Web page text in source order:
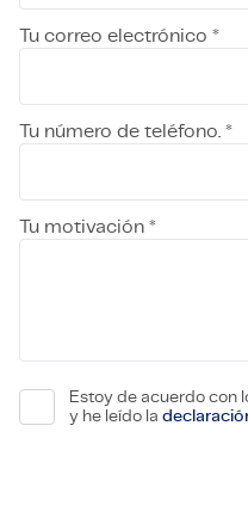
Tu correo electrónico *
Tu número de teléfono. *
Tu motivación *
Estoy de acuerdo con
y he leído la